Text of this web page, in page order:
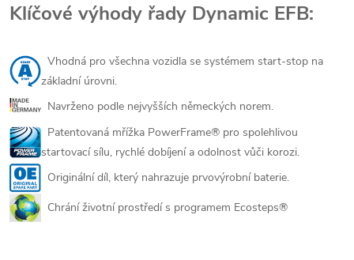
Klíčové výhody řady Dynamic EFB:
Vhodná pro všechna vozidla se systémem start-stop na
základní úrovni.
Navrženo podle nejvyšších německých norem.
Patentovaná mřížka PowerFrame® pro spolehlivou
startovací sílu, rychlé dobíjení a odolnost vůči korozi.
Originální díl, který nahrazuje prvovýrobní baterie.
Chrání životní prostředí s programem Ecosteps®